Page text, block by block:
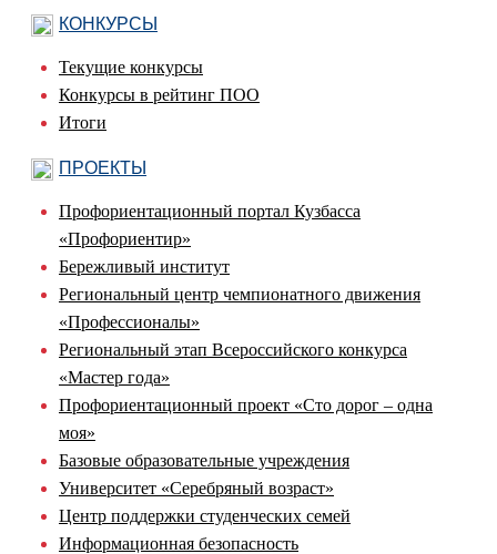
КОНКУРСЫ
Текущие конкурсы
Конкурсы в рейтинг ПОО
Итоги
ПРОЕКТЫ
Профориентационный портал Кузбасса
«Профориентир»
Бережливый институт
Региональный центр чемпионатного движения
«Профессионалы»
Региональный этап Всероссийского конкурса
«Мастер года»
Профориентационный проект «Сто дорог – одна
моя»
Базовые образовательные учреждения
Университет «Серебряный возраст»
Центр поддержки студенческих семей
Информационная безопасность